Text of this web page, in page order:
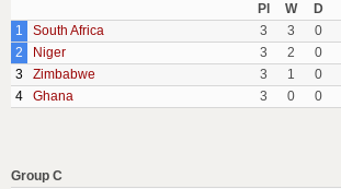
Pl
W D
1
South Africa 3 3 0
2
Niger 3 2 0
3
Zimbabwe 3 1 0
4
Ghana 3 0 0
Group C